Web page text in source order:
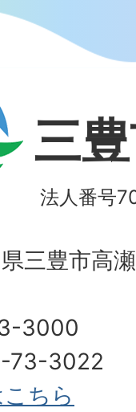
三
法人番号
三豊市高
3000
73-3022
ちら